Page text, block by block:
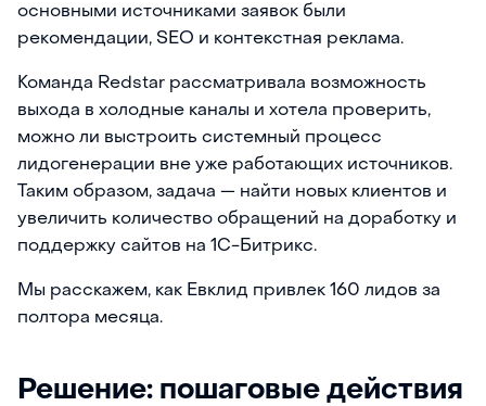
основными источниками заявок были
рекомендации, SEO и контекстная реклама.
Команда Redstar рассматривала возможность
выхода в холодные каналы и хотела проверить,
можно ли выстроить системный процесс
лидогенерации вне уже работающих источников.
Таким образом, задача — найти новых клиентов и
увеличить количество обращений на доработку и
поддержку сайтов на 1С-Битрикс.
Мы расскажем, как Евклид привлек 160 лидов за
полтора месяца.
Решение: пошаговые действия